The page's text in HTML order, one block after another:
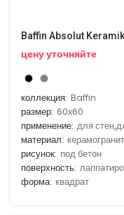
Baffin Absolut
цену уточняйте
коллекция: Baffin
размер: 60x60
применение: для
материал: керамогранит
рисунок: под бетон
поверхность:
форма: квадрат